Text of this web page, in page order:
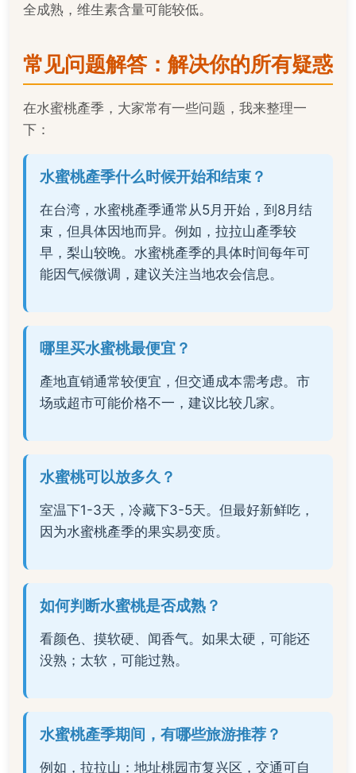
全成熟，维生素含量可能较低。
常见问题解答：解决你的所有疑惑
在水蜜桃產季，大家常有一些问题，我来整理一
下：
水蜜桃產季什么时候开始和结束？
在台湾，水蜜桃產季通常从5月开始，到8月结
束，但具体因地而异。例如，拉拉山產季较
早，梨山较晚。水蜜桃產季的具体时间每年可
能因气候微调，建议关注当地农会信息。
哪里买水蜜桃最便宜？
產地直销通常较便宜，但交通成本需考虑。市
场或超市可能价格不一，建议比较几家。
水蜜桃可以放多久？
室温下1-3天，冷藏下3-5天。但最好新鲜吃，
因为水蜜桃產季的果实易变质。
如何判断水蜜桃是否成熟？
看颜色、摸软硬、闻香气。如果太硬，可能还
没熟；太软，可能过熟。
水蜜桃產季期间，有哪些旅游推荐？
例如，拉拉山：地址桃园市复兴区，交通可自